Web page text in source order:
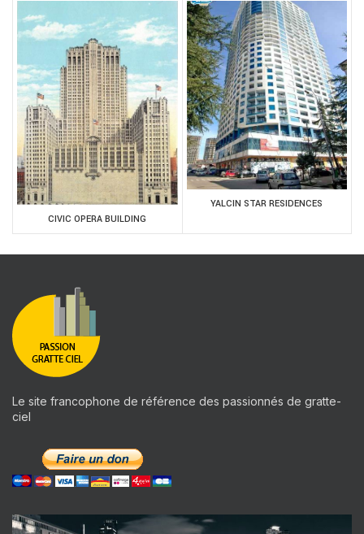
CIVIC OPERA BUILDING
YALCIN STAR RESIDENCES
Le site francophone de référence des passionnés de gratte-
ciel